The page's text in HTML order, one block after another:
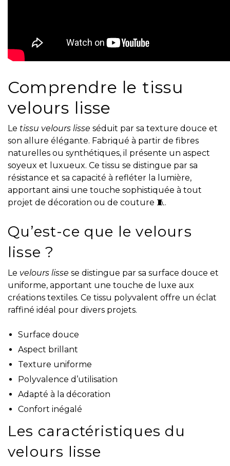
Comprendre le tissu
velours lisse
Le tissu velours lisse séduit par sa texture douce et
son allure élégante. Fabriqué à partir de fibres
naturelles ou synthétiques, il présente un aspect
soyeux et luxueux. Ce tissu se distingue par sa
résistance et sa capacité à refléter la lumière,
apportant ainsi une touche sophistiquée à tout
projet de décoration ou de couture 🧵.
Qu’est-ce que le velours
lisse ?
Le velours lisse se distingue par sa surface douce et
uniforme, apportant une touche de luxe aux
créations textiles. Ce tissu polyvalent offre un éclat
raffiné idéal pour divers projets.
Surface douce
Aspect brillant
Texture uniforme
Polyvalence d’utilisation
Adapté à la décoration
Confort inégalé
Les caractéristiques du
velours lisse